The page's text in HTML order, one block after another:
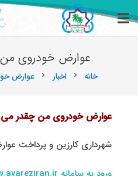
عوارض خودروی
خانه chevron_right اخبار chevron_right عوارض
عوارض خودروی من چقدر
شهرداری کارزین و پرداخت